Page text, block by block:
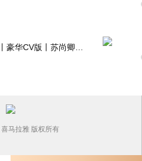
喜马拉雅 版权所有